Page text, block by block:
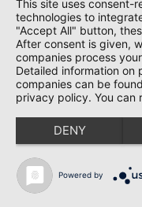
This site uses consent-
technologies to
"Accept All" button,
After consent is given,
companies process
Detailed information on
companies can be
privacy policy. You can
DENY
Powered by